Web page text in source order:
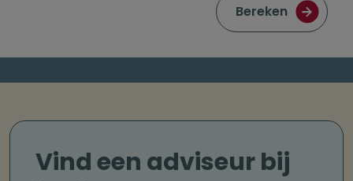
Bereken
Vind een adviseur bij